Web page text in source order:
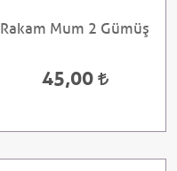
Rakam Mum 2 Gümüş
45,00